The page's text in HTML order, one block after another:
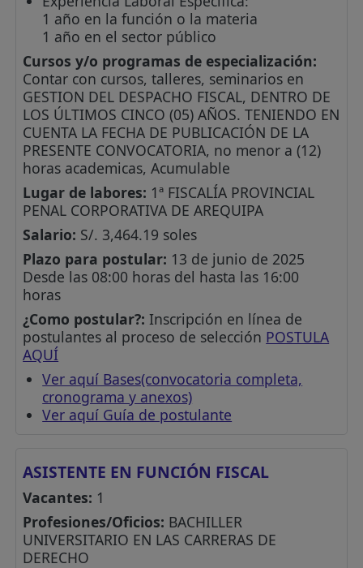
1 año en la función o la materia
1 año en el sector público
Cursos y/o programas de especialización:
Contar con cursos, talleres, seminarios en
GESTION DEL DESPACHO FISCAL, DENTRO DE
LOS ÚLTIMOS CINCO (05) AÑOS. TENIENDO EN
CUENTA LA FECHA DE PUBLICACIÓN DE LA
PRESENTE CONVOCATORIA, no menor a (12)
horas academicas, Acumulable
Lugar de labores: 1ª FISCALÍA PROVINCIAL
PENAL CORPORATIVA DE AREQUIPA
Salario: S/. 3,464.19 soles
Plazo para postular: 13 de junio de 2025
Desde las 08:00 horas del hasta las 16:00
horas
¿Como postular?: Inscripción en línea de
postulantes al proceso de selección POSTULA
AQUÍ
Ver aquí Bases(convocatoria completa,
cronograma y anexos)
Ver aquí Guía de postulante
ASISTENTE EN FUNCIÓN FISCAL
Vacantes: 1
Profesiones/Oficios: BACHILLER
UNIVERSITARIO EN LAS CARRERAS DE
DERECHO